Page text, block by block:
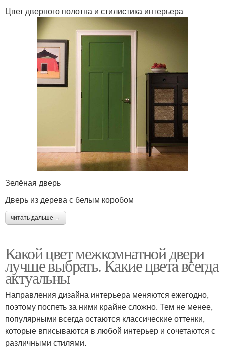
Цвет дверного полотна и стилистика интерьера
Зелёная дверь
Дверь из дерева с белым коробом
читать дальше →
Какой цвет межкомнатной двери
лучше выбрать. Какие цвета всегда
актуальны
Направления дизайна интерьера меняются ежегодно,
поэтому поспеть за ними крайне сложно. Тем не менее,
популярными всегда остаются классические оттенки,
которые вписываются в любой интерьер и сочетаются с
различными стилями.